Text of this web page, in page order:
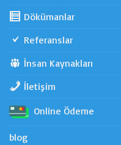
Dökümanlar
Referanslar
İnsan Kaynakları
İletişim
Online Ödeme
blog